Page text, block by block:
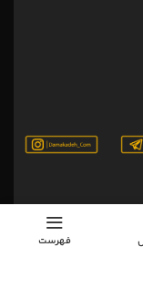
فهرست